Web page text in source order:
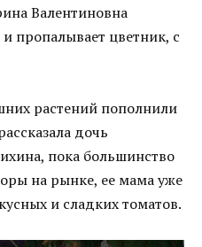
Валентиновна
пропалывает цветник, с
растений пополнили
дочь
пока большинство
на рынке, ее мама уже
и сладких томатов.